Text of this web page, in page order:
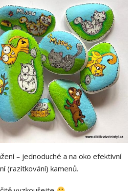
– jednoduché a na oko efektivní
(razítkování) kamenů.